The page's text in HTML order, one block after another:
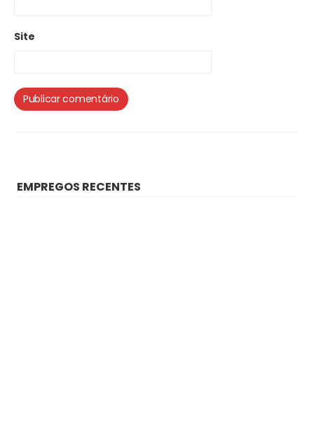
Site
EMPREGOS RECENTES